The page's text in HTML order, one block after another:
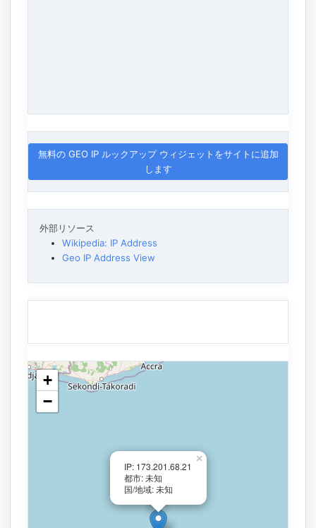
無料の GEO IP ルックアップ ウィジェットをサイトに追加
します
外部リソース
Wikipedia: IP Address
Geo IP Address View
IP: 173.201.68.21
都市: 未知
国/地域: 未知
×
+
−